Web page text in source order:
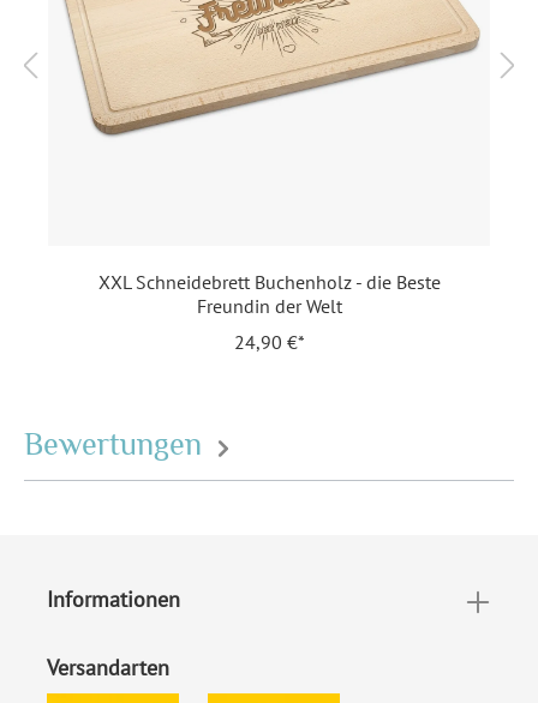
Format:
Schneidebrett (Breite 42 cm,
Höhe 24,5 cm, Tiefe 1,5 cm)
Highlights: Abgerundete Ecken
Keine
XXL Schneidebrett Buchenholz - die Beste
Freundin der Welt
24,90 €*
Bewertungen
Informationen
Versandarten